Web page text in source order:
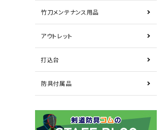
竹刀メンテナンス用品
アウトレット
打込台
防具付属品